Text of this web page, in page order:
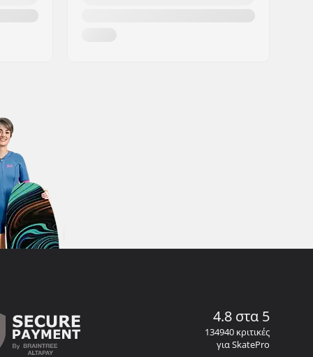
4.8 στα 5
134940 κριτικές
για SkatePro